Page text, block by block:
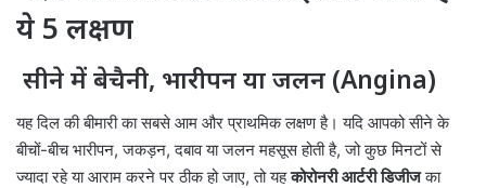
ये 5 लक्षण
सीने में बेचैनी, भारीपन या जलन (Angina)
यह दिल की बीमारी का सबसे आम और प्राथमिक लक्षण है। यदि आपको सीने के
बीचों-बीच भारीपन, जकड़न, दबाव या जलन महसूस होती है, जो कुछ मिनटों से
ज्यादा रहे या आराम करने पर ठीक हो जाए, तो यहकोरोनरी आर्टरी डिजीजका